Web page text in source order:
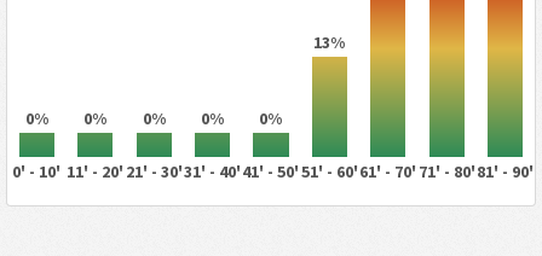
0% 0% 0% 0% 0%
13%
0' - 10' 11' - 20' 21' - 30'31' - 40'41' - 50'51' - 60'61' - 70' 71' - 80'81' - 90'